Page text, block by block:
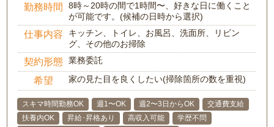
勤務時間
8時～20時の間で1時間〜、好きな日に働くこと
が可能です。(候補の日時から選択)
仕事内容
キッチン、トイレ、お風呂、洗面所、リビン
グ、その他のお掃除
契約形態 業務委託
希望 家の見た目を良くしたい(掃除箇所の数を重視)
スキマ時間勤務OK 週1〜OK 週2〜3日からOK
交通費支給
扶養内OK
昇給･昇格あり 高収入可能
学歴不問